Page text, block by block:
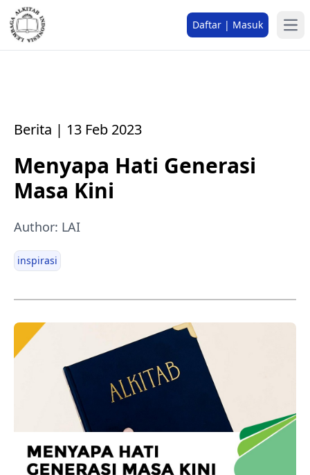
Daftar | Masuk
Berita | 13 Feb 2023
Menyapa Hati Generasi
Masa Kini
Author: LAI
inspirasi